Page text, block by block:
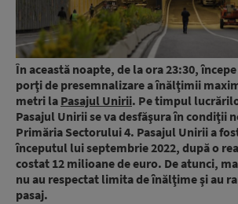
În această noapte, de la ora 23:30,
porţi de presemnalizare a înălţimii
metri la Pasajul Unirii. Pe timpul
Pasajul Unirii se va desfăşura în condiţii
Primăria Sectorului 4. Pasajul Unirii a
începutul lui septembrie 2022, după o
costat 12 milioane de euro. De atunci,
nu au respectat limita de înălţime şi au
pasaj.